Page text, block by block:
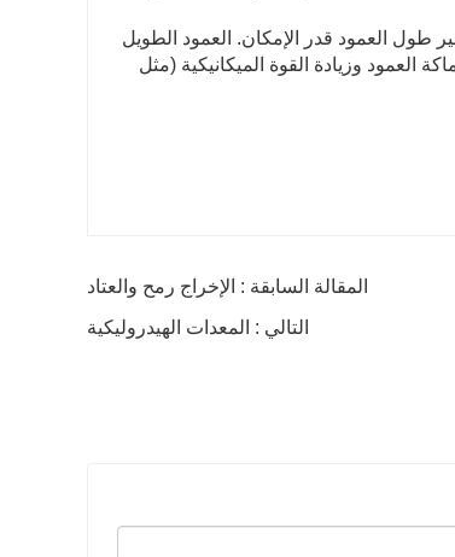
طول العمود قدر الإمكان. العمود الطويل
العمود وزيادة القوة الميكانيكية (مثل
المقالة السابقة : الإخراج رمح والعتاد
التالي : المعدات الهيدروليكية